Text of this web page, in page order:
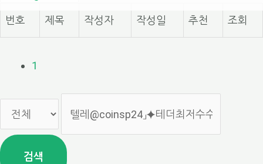
로
번호 제목 작성자 작성일 추천 조회
1
검색